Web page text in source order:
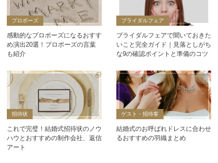
プロポーズ
感動的なプロポーズになるおすす
め演出20選！プロポーズの言葉
も紹介
ブライダルフェア
ブライダルフェアで聞いておきた
いこと完全ガイド｜見落としがち
な9の確認ポイントと準備のコツ
招待状
これで完璧！結婚式招待状のノウ
ハウとおすすめの制作会社、返信
アート
ゲスト・招待客
結婚式のお呼ばれドレスに合わせ
るおすすめの羽織まとめ